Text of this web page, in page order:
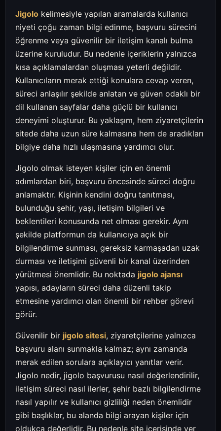
Jigolo kelimesiyle yapılan aramalarda kullanıcı
niyeti çoğu zaman bilgi edinme, başvuru sürecini
öğrenme veya güvenilir bir iletişim kanalı bulma
üzerine kuruludur. Bu nedenle içeriklerin yalnızca
kısa açıklamalardan oluşması yeterli değildir.
Kullanıcıların merak ettiği konulara cevap veren,
süreci anlaşılır şekilde anlatan ve güven odaklı bir
dil kullanan sayfalar daha güçlü bir kullanıcı
deneyimi oluşturur. Bu yaklaşım, hem ziyaretçilerin
sitede daha uzun süre kalmasına hem de aradıkları
bilgiye daha hızlı ulaşmasına yardımcı olur.
Jigolo olmak isteyen kişiler için en önemli
adımlardan biri, başvuru öncesinde süreci doğru
anlamaktır. Kişinin kendini doğru tanıtması,
bulunduğu şehir, yaşı, iletişim bilgileri ve
beklentileri konusunda net olması gerekir. Aynı
şekilde platformun da kullanıcıya açık bir
bilgilendirme sunması, gereksiz karmaşadan uzak
durması ve iletişimi güvenli bir kanal üzerinden
yürütmesi önemlidir. Bu noktada jigolo ajansı
yapısı, adayların süreci daha düzenli takip
etmesine yardımcı olan önemli bir rehber görevi
görür.
Güvenilir bir jigolo sitesi, ziyaretçilerine yalnızca
başvuru alanı sunmakla kalmaz; aynı zamanda
merak edilen sorulara açıklayıcı yanıtlar verir.
Jigolo nedir, jigolo başvurusu nasıl değerlendirilir,
iletişim süreci nasıl ilerler, şehir bazlı bilgilendirme
nasıl yapılır ve kullanıcı gizliliği neden önemlidir
gibi başlıklar, bu alanda bilgi arayan kişiler için
oldukça değerlidir. Bu nedenle site içerisinde yer